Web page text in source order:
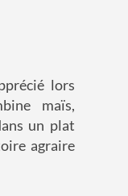
lors
maïs,
un plat
agraire